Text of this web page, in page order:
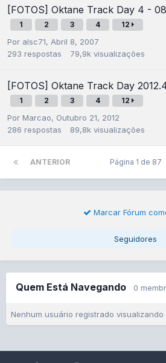
[FOTOS] Oktane Track Day 4 -
1 2 3 4 12
Por alsc71, Abril 8, 2007
293 respostas 79,9k visualizações
[FOTOS] Oktane Track Day
1 2 3 4 12
Por Marcao, Outubro 21, 2012
286 respostas 89,8k visualizações
ANTERIOR Página 1 de 87
Marcar Fórum
Seguidores
Quem Está Navegando 0
Nenhum usuário registrado visualizando